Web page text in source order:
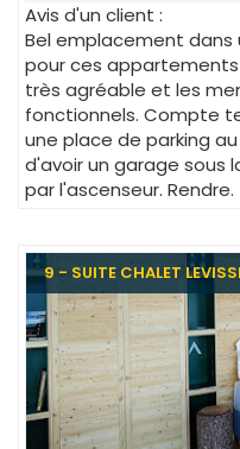
Avis d'un client :
Bel emplacement dans
pour ces
très agréable et les
fonctionnels. Compte
une place de parking
d'avoir un garage sous
par l'ascenseur. Rendre.
9 - SUITE CHALET